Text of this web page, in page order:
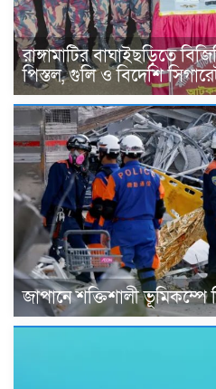
রাঙ্গামাটির বাঘাইছড়িতে
পিস্তল, গুলি ও বিদেশি
জাপানে শক্তিশালী ভূমিকম্পে